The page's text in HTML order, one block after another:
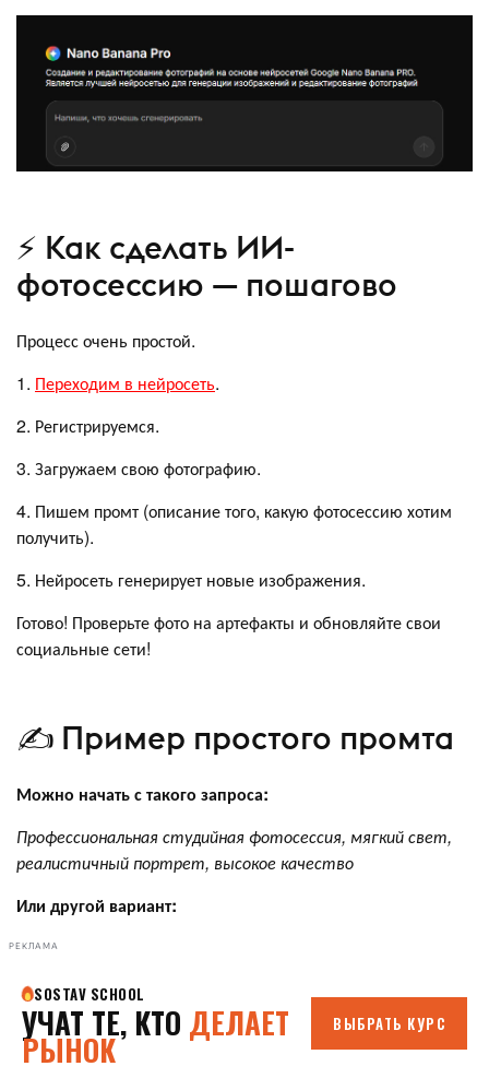
⚡ Как сделать ИИ-
фотосессию — пошагово
Процесс очень простой.
1. Переходим в нейросеть.
2. Регистрируемся.
3. Загружаем свою фотографию.
4. Пишем промт (описание того, какую фотосессию хотим
получить).
5. Нейросеть генерирует новые изображения.
Готово! Проверьте фото на артефакты и обновляйте свои
социальные сети!
✍️ Пример простого промта
Можно начать с такого запроса:
Профессиональная студийная фотосессия, мягкий свет,
реалистичный портрет, высокое качество
Или другой вариант:
РЕКЛАМА